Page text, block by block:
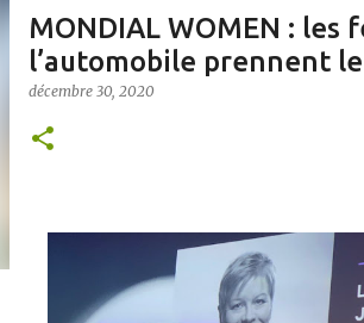
MONDIAL WOMEN : les
l’automobile prennent
décembre 30, 2020